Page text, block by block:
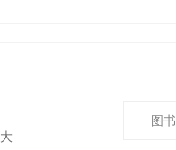
图